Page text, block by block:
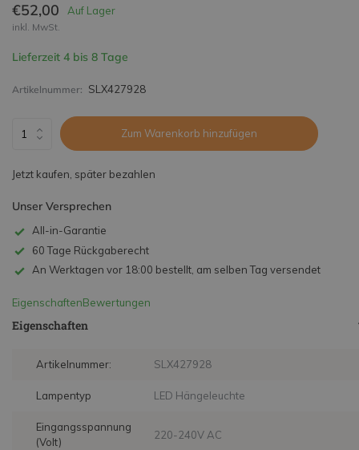
€52,00 Auf Lager
inkl. MwSt.
Lieferzeit 4 bis 8 Tage
Artikelnummer: SLX427928
Zum Warenkorb hinzufügen
Jetzt kaufen, später bezahlen
Unser Versprechen
All-in-Garantie
60 Tage Rückgaberecht
An Werktagen vor 18:00 bestellt, am selben Tag versendet
EigenschaftenBewertungen
Eigenschaften
Artikelnummer: SLX427928
Lampentyp LED Hängeleuchte
Eingangsspannung
(Volt)
220-240V AC